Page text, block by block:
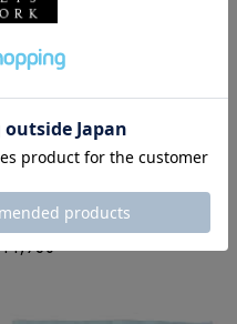
BARNEYS NEW YORK
ロゴ刺繍ハンカチ
¥1,760